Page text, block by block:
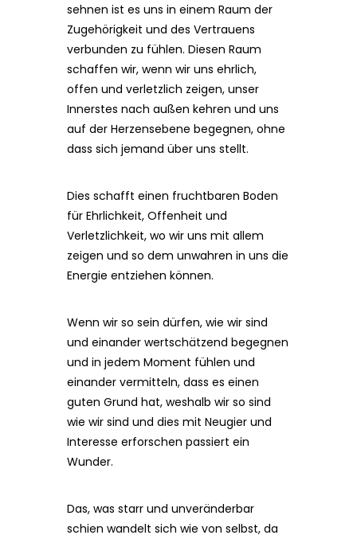
sehnen ist es uns in einem Raum der
Zugehörigkeit und des Vertrauens
verbunden zu fühlen. Diesen Raum
schaffen wir, wenn wir uns ehrlich,
offen und verletzlich zeigen, unser
Innerstes nach außen kehren und uns
auf der Herzensebene begegnen, ohne
dass sich jemand über uns stellt.
Dies schafft einen fruchtbaren Boden
für Ehrlichkeit, Offenheit und
Verletzlichkeit, wo wir uns mit allem
zeigen und so dem unwahren in uns die
Energie entziehen können.
Wenn wir so sein dürfen, wie wir sind
und einander wertschätzend begegnen
und in jedem Moment fühlen und
einander vermitteln, dass es einen
guten Grund hat, weshalb wir so sind
wie wir sind und dies mit Neugier und
Interesse erforschen passiert ein
Wunder.
Das, was starr und unveränderbar
schien wandelt sich wie von selbst, da